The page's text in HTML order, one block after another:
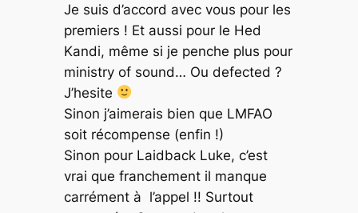
Je suis d’accord avec vous pour les
premiers ! Et aussi pour le Hed
Kandi, même si je penche plus pour
ministry of sound… Ou defected ?
J’hesite
Sinon j’aimerais bien que LMFAO
soit récompense (enfin !)
Sinon pour Laidback Luke, c’est
vrai que franchement il manque
carrément à l’appel !! Surtout